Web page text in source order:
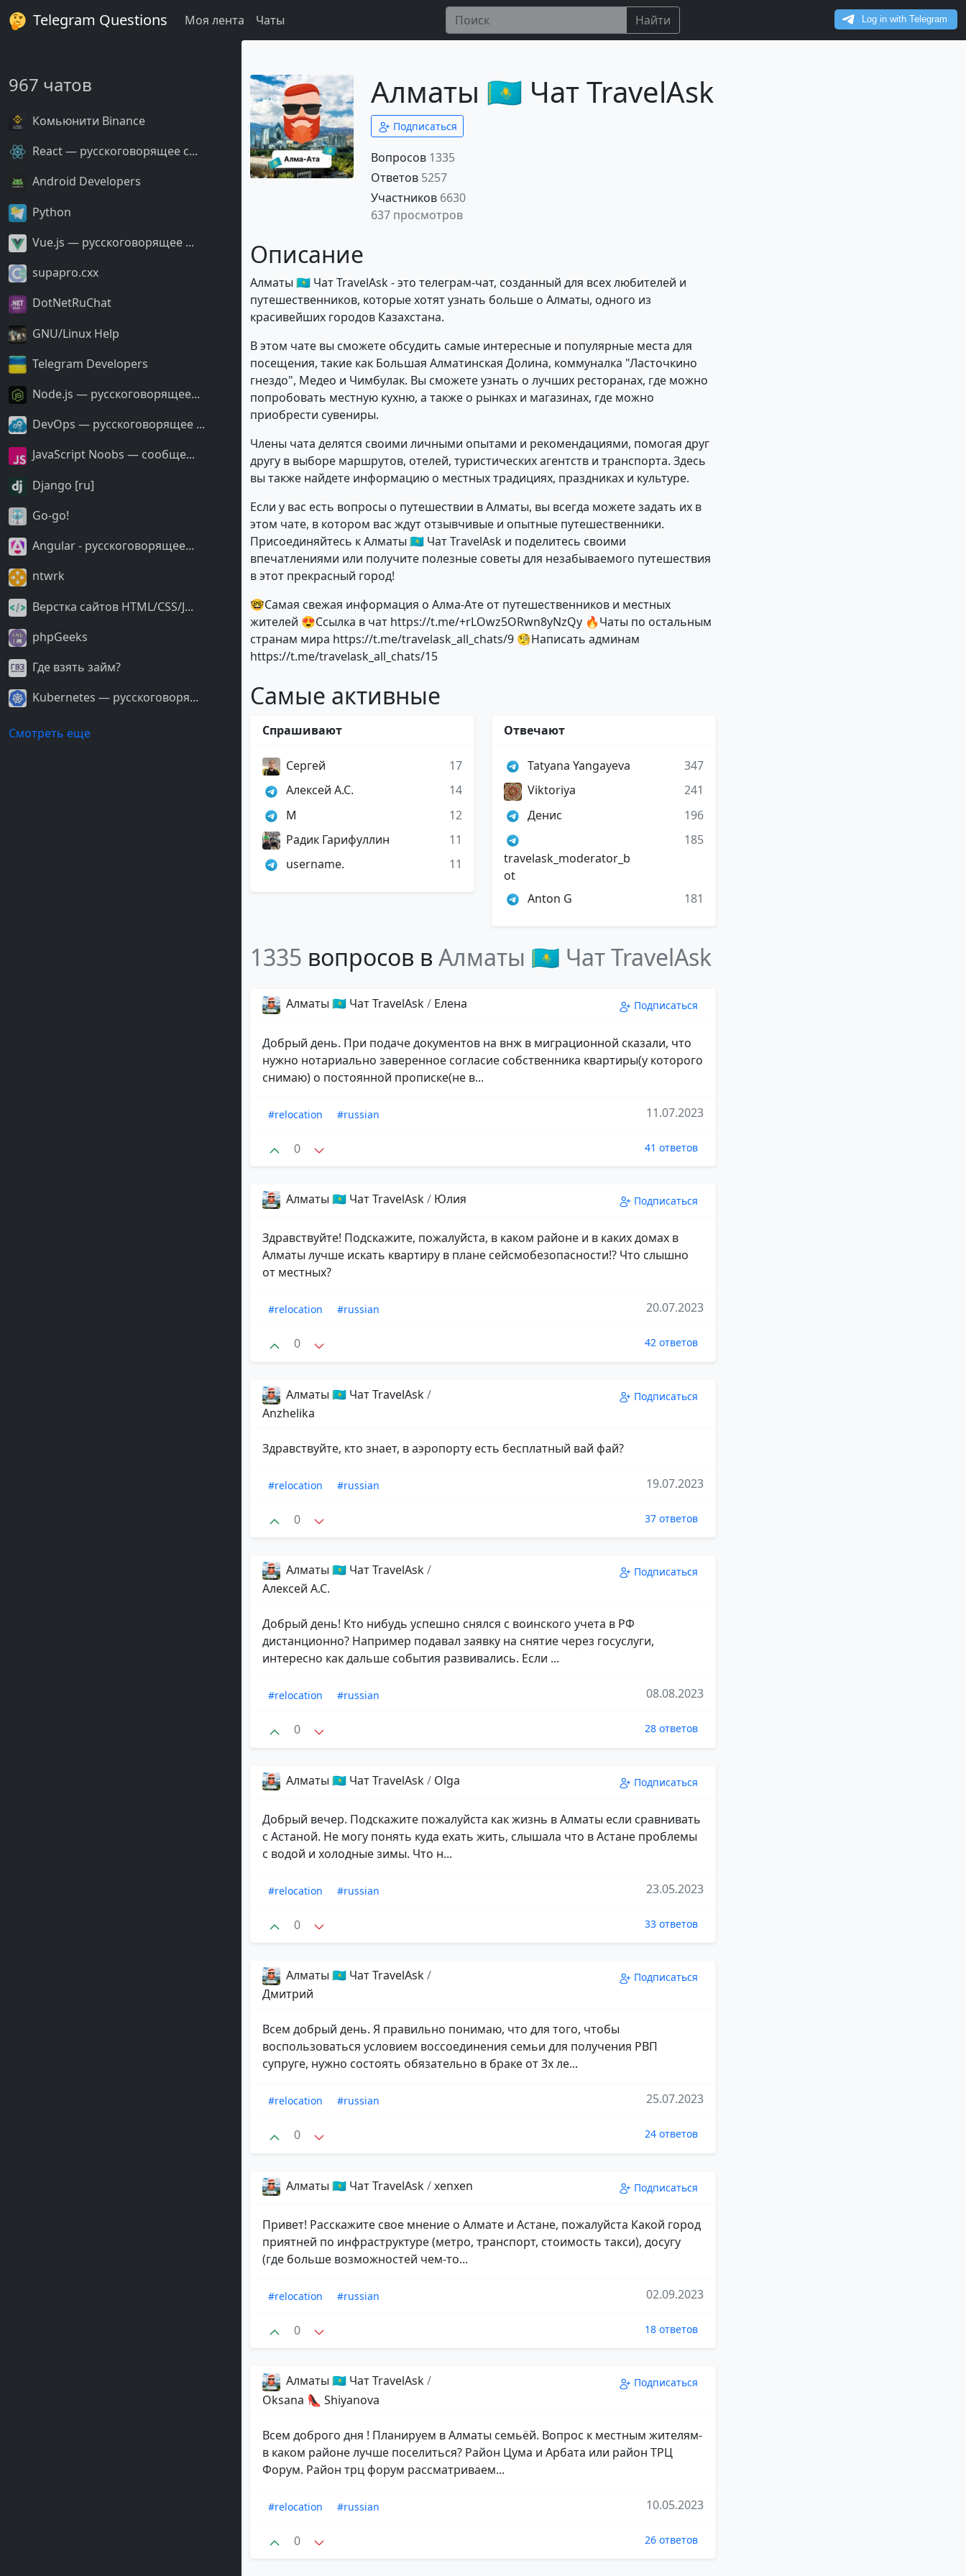
Telegram Questions Моя лента Чаты Найти
967 чатов
Комьюнити Binance
React — русскоговорящее с...
Android Developers
Python
Vue.js — русскоговорящее ...
supapro.cxx
DotNetRuChat
GNU/Linux Help
Telegram Developers
Node.js — русскоговорящее...
DevOps — русскоговорящее ...
JavaScript Noobs — сообще...
Django [ru]
Go-go!
Angular - русскоговорящее...
ntwrk
Верстка сайтов HTML/CSS/J...
phpGeeks
Где взять займ?
Kubernetes — русскоговоря...
Смотреть еще
Алматы 🇰🇿 Чат TravelAsk
Подписаться
Вопросов 1335
Ответов 5257
Участников 6630
637 просмотров
Описание
Алматы 🇰🇿 Чат TravelAsk - это телеграм-чат, созданный для всех любителей и
путешественников, которые хотят узнать больше о Алматы, одного из
красивейших городов Казахстана.
В этом чате вы сможете обсудить самые интересные и популярные места для
посещения, такие как Большая Алматинская Долина, коммуналка "Ласточкино
гнездо", Медео и Чимбулак. Вы сможете узнать о лучших ресторанах, где можно
попробовать местную кухню, а также о рынках и магазинах, где можно
приобрести сувениры.
Члены чата делятся своими личными опытами и рекомендациями, помогая друг
другу в выборе маршрутов, отелей, туристических агентств и транспорта. Здесь
вы также найдете информацию о местных традициях, праздниках и культуре.
Если у вас есть вопросы о путешествии в Алматы, вы всегда можете задать их в
этом чате, в котором вас ждут отзывчивые и опытные путешественники.
Присоединяйтесь к Алматы 🇰🇿 Чат TravelAsk и поделитесь своими
впечатлениями или получите полезные советы для незабываемого путешествия
в этот прекрасный город!
🤓Самая свежая информация о Алма-Ате от путешественников и местных
жителей 😍Ссылка в чат https://t.me/+rLOwz5ORwn8yNzQy 🔥Чаты по остальным
странам мира https://t.me/travelask_all_chats/9 🧐Написать админам
https://t.me/travelask_all_chats/15
Самые активные
Спрашивают
Сергей
17
Алексей А.С.
14
M
12
Радик Гарифуллин
11
username.
11
Отвечают
Tatyana Yangayeva
347
Viktoriya
241
Денис
196
travelask_moderator_b
ot
185
Anton G 181
1335 вопросов в Алматы 🇰🇿 Чат TravelAsk
Алматы 🇰🇿 Чат TravelAsk/ Елена Подписаться
Добрый день. При подаче документов на внж в миграционной сказали, что
нужно нотариально заверенное согласие собственника квартиры(у которого
снимаю) о постоянной прописке(не в...
#relocation #russian 11.07.2023
0 41 ответов
Алматы 🇰🇿 Чат TravelAsk/ Юлия Подписаться
Здравствуйте! Подскажите, пожалуйста, в каком районе и в каких домах в
Алматы лучше искать квартиру в плане сейсмобезопасности!? Что слышно
от местных?
#relocation #russian 20.07.2023
0 42 ответов
Алматы 🇰🇿 Чат TravelAsk/
Anzhеlika
Подписаться
Здравствуйте, кто знает, в аэропорту есть бесплатный вай фай?
#relocation #russian 19.07.2023
0 37 ответов
Алматы 🇰🇿 Чат TravelAsk/
Алексей А.С.
Подписаться
Добрый день! Кто нибудь успешно снялся с воинского учета в РФ
дистанционно? Например подавал заявку на снятие через госуслуги,
интересно как дальше события развивались. Если ...
#relocation #russian 08.08.2023
0 28 ответов
Алматы 🇰🇿 Чат TravelAsk/ Olga Подписаться
Добрый вечер. Подскажите пожалуйста как жизнь в Алматы если сравнивать
с Астаной. Не могу понять куда ехать жить, слышала что в Астане проблемы
с водой и холодные зимы. Что н...
#relocation #russian 23.05.2023
0 33 ответов
Алматы 🇰🇿 Чат TravelAsk/
Дмитрий
Подписаться
Всем добрый день. Я правильно понимаю, что для того, чтобы
воспользоваться условием воссоединения семьи для получения РВП
супруге, нужно состоять обязательно в браке от 3х ле...
#relocation #russian 25.07.2023
0 24 ответов
Алматы 🇰🇿 Чат TravelAsk/xenxen Подписаться
Привет! Расскажите свое мнение о Алмате и Астане, пожалуйста Какой город
приятней по инфраструктуре (метро, транспорт, стоимость такси), досугу
(где больше возможностей чем-то...
#relocation #russian 02.09.2023
0 18 ответов
Алматы 🇰🇿 Чат TravelAsk/
Oksana 👠 Shiyanova
Подписаться
Всем доброго дня ! Планируем в Алматы семьёй. Вопрос к местным жителям-
в каком районе лучше поселиться? Район Цума и Арбата или район ТРЦ
Форум. Район трц форум рассматриваем...
#relocation #russian 10.05.2023
0 26 ответов